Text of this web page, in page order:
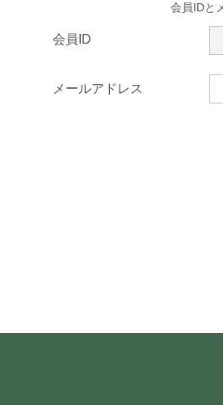
会員IDと
会員ID
メールアドレス